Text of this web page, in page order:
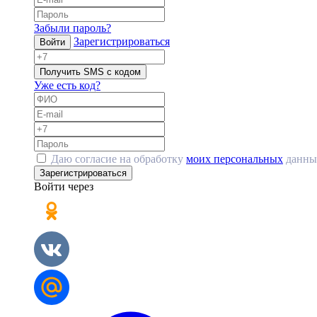
Забыли пароль?
Войти Зарегистрироваться
Получить SMS с кодом
Уже есть код?
Даю согласие на обработку моих персональных
Зарегистрироваться
Войти через